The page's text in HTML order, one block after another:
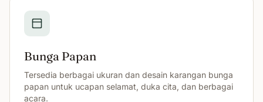
Bunga Papan
Tersedia berbagai ukuran dan desain karangan bunga
papan untuk ucapan selamat, duka cita, dan berbagai
acara.